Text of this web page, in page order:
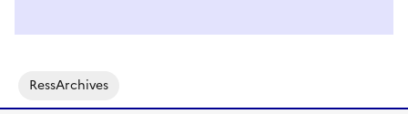
RessArchives